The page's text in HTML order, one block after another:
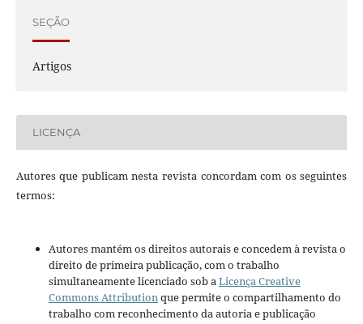
SEÇÃO
Artigos
LICENÇA
Autores que publicam nesta revista concordam com os seguintes
termos:
Autores mantém os direitos autorais e concedem à revista o
direito de primeira publicação, com o trabalho
simultaneamente licenciado sob aLicença Creative
Commons Attributionque permite o compartilhamento do
trabalho com reconhecimento da autoria e publicação